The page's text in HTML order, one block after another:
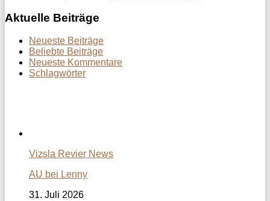
Aktuelle Beiträge
Neueste Beiträge
Beliebte Beiträge
Neueste Kommentare
Schlagwörter
Vizsla Revier News
AU bei Lenny
31. Juli 2026